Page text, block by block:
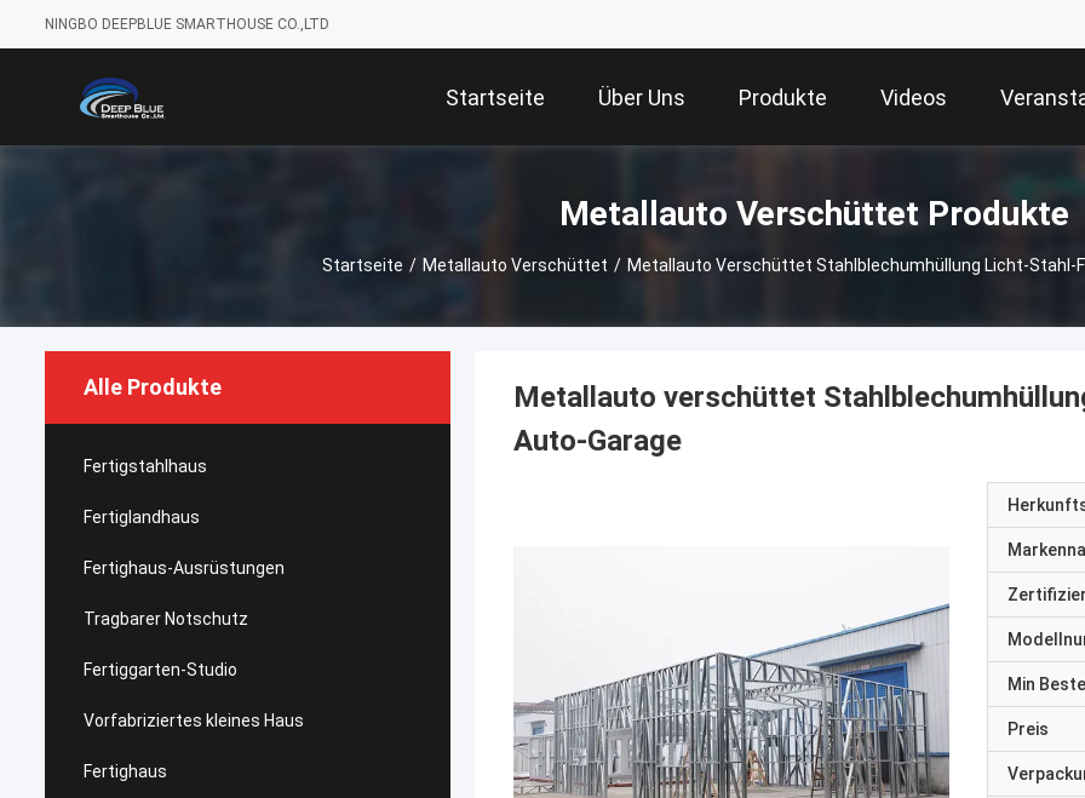
NINGBO DEEPBLUE SMARTHOUSE CO.,LTD
Startseite Über Uns Produkte Videos
Metallauto Verschüttet Produkte
Startseite / Metallauto Verschüttet / Metallauto Verschüttet Stahlblechumhüllung Licht-Stahl-
Alle Produkte
Fertigstahlhaus
Fertiglandhaus
Fertighaus-Ausrüstungen
Tragbarer Notschutz
Fertiggarten-Studio
Vorfabriziertes kleines Haus
Fertighaus
Metallauto verschüttet
Auto-Garage
Min
Preis